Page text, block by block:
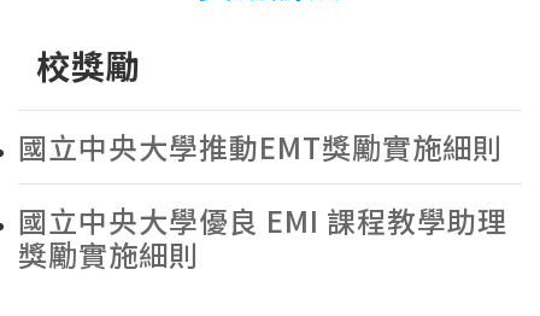
校獎勵
國立中央大學推動EMT獎勵實施細則
國立中央大學優良 EMI 課程教學助理
獎勵實施細則